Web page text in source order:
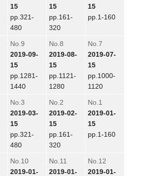
15
pp.321-
480
15
pp.161-
320
15
pp.1-160
No.9
2019-09-
15
pp.1281-
1440
No.8
2019-08-
15
pp.1121-
1280
No.7
2019-07-
15
pp.1000-
1120
No.3
2019-03-
15
pp.321-
480
No.2
2019-02-
15
pp.161-
320
No.1
2019-01-
15
pp.1-160
No.10
2019-01-
No.11
2019-01-
No.12
2019-01-